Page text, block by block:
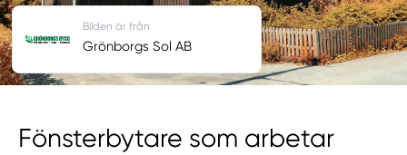
Fönsterbytare som arbetar
Bilden är från
Grönborgs Sol AB